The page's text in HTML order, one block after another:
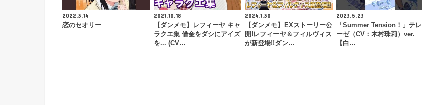
2022.3.14
恋のセオリー
2021.10.18
【ダンメモ】レフィーヤ キャ
ラクエ集 借金をダシにアイズ
を... (CV…
2024.1.30
【ダンメモ】EXストーリー公
開!レフィーヤ＆フィルヴィス
が新登場!!ダン…
2023.5.23
「Summer Tension！」テレ
ーゼ（CV：木村珠莉）ver.
【白…